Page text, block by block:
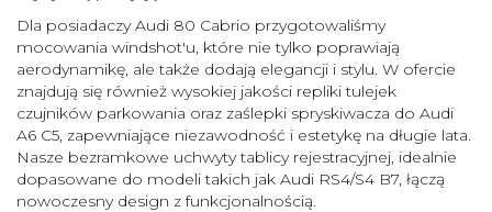
Dla posiadaczy Audi 80 Cabrio przygotowaliśmy
mocowania windshot'u, które nie tylko poprawiają
aerodynamikę, ale także dodają elegancji i stylu. W ofercie
znajdują się również wysokiej jakości repliki tulejek
czujników parkowania oraz zaślepki spryskiwacza do Audi
A6 C5, zapewniające niezawodność i estetykę na długie lata.
Nasze bezramkowe uchwyty tablicy rejestracyjnej, idealnie
dopasowane do modeli takich jak Audi RS4/S4 B7, łączą
nowoczesny design z funkcjonalnością.